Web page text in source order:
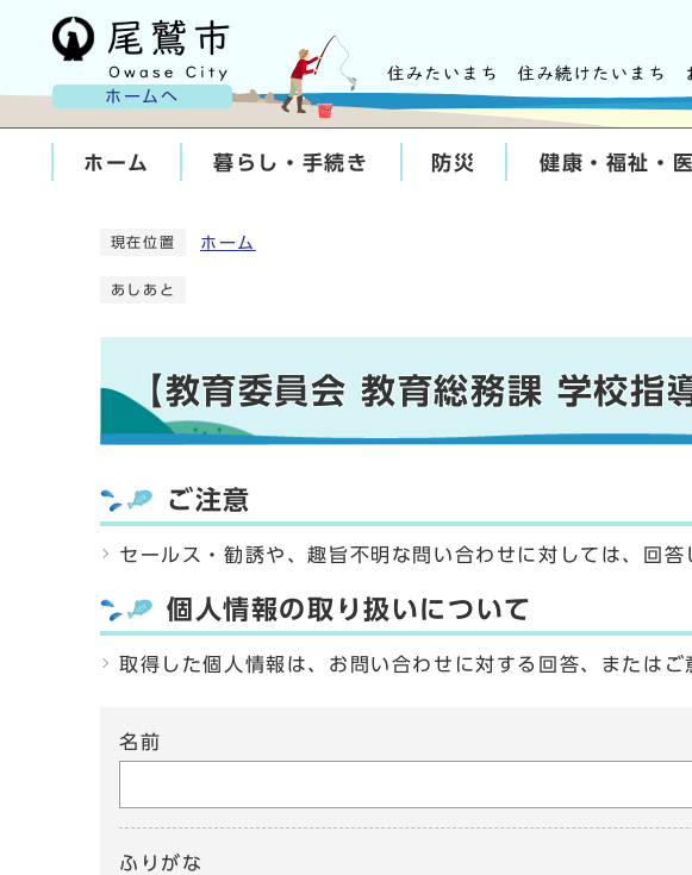
ホームへ
ホーム 暮らし・手続き 防災 健康・福祉・
現在位置 ホーム
あしあと
【教育委員会 教育総務課 学校指
ご注意
セールス・勧誘や、趣旨不明な問い合わせに対しては、回答
個人情報の取り扱いについて
取得した個人情報は、お問い合わせに対する回答、または
名前
ふりがな